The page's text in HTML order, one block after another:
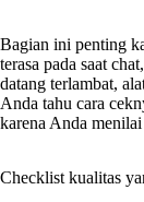
Bagian ini penting
terasa pada saat
datang terlambat,
Anda tahu cara
karena Anda
Checklist kualitas